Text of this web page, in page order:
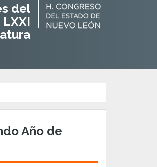
del
Año de